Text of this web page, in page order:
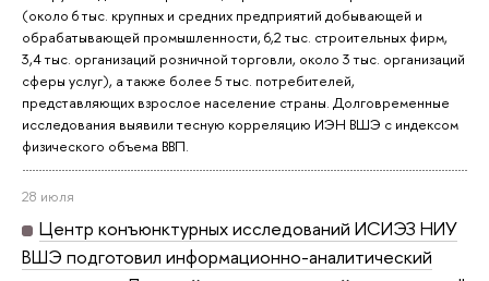
(около 6 тыс. крупных и средних предприятий добывающей и
обрабатывающей промышленности, 6,2 тыс. строительных фирм,
3,4 тыс. организаций розничной торговли, около 3 тыс. организаций
сферы услуг), а также более 5 тыс. потребителей,
представляющих взрослое население страны. Долговременные
исследования выявили тесную корреляцию ИЭН ВШЭ с индексом
физического объема ВВП.
28 июля
Центр конъюнктурных исследований ИСИЭЗ НИУ
ВШЭ подготовил информационно-аналитический